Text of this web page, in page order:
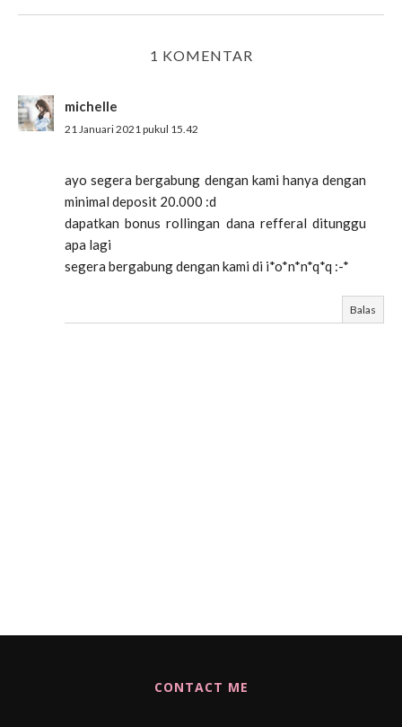
1 KOMENTAR
michelle
21 Januari 2021 pukul 15.42
ayo segera bergabung dengan kami hanya dengan
minimal deposit 20.000 :d
dapatkan bonus rollingan dana refferal ditunggu
apa lagi
segera bergabung dengan kami di i*o*n*n*q*q :-*
Balas
CONTACT ME